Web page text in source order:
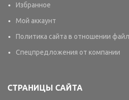
Избранное
Мой аккаунт
Политика сайта в отношении
Спецпредложения от компании
СТРАНИЦЫ САЙТА